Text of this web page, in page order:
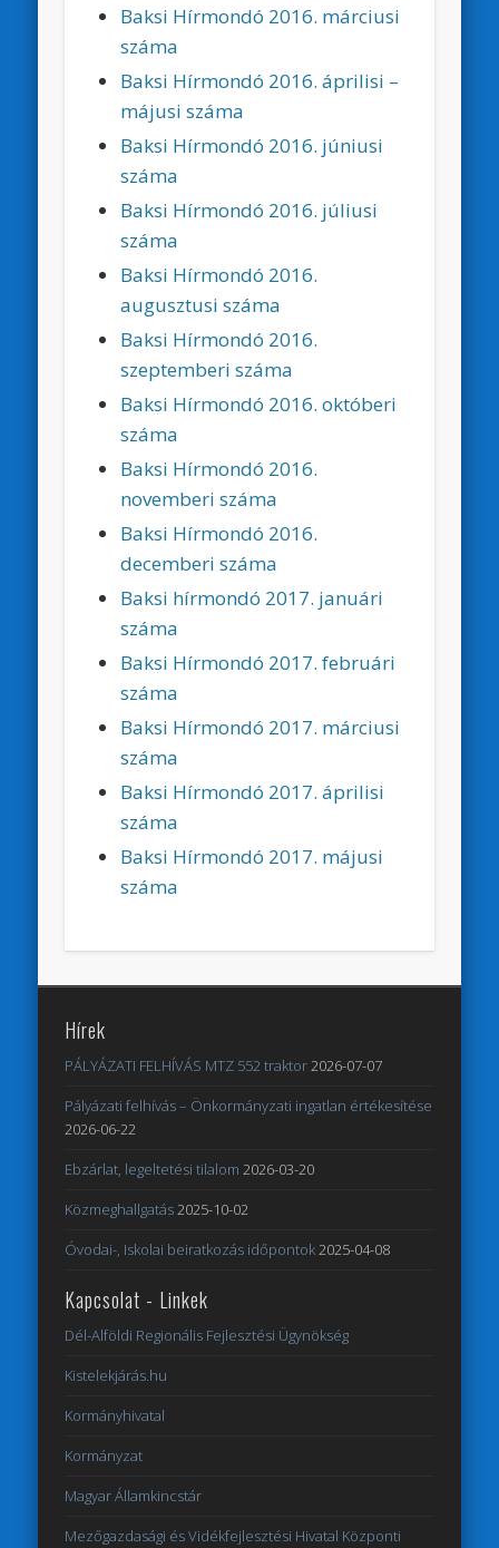
Baksi Hírmondó 2016. márciusi
száma
Baksi Hírmondó 2016. áprilisi –
májusi száma
Baksi Hírmondó 2016. júniusi
száma
Baksi Hírmondó 2016. júliusi
száma
Baksi Hírmondó 2016.
augusztusi száma
Baksi Hírmondó 2016.
szeptemberi száma
Baksi Hírmondó 2016. októberi
száma
Baksi Hírmondó 2016.
novemberi száma
Baksi Hírmondó 2016.
decemberi száma
Baksi hírmondó 2017. januári
száma
Baksi Hírmondó 2017. februári
száma
Baksi Hírmondó 2017. márciusi
száma
Baksi Hírmondó 2017. áprilisi
száma
Baksi Hírmondó 2017. májusi
száma
Hírek
PÁLYÁZATI FELHÍVÁS MTZ 552 traktor2026-07-07
Pályázati felhívás – Önkormányzati ingatlan értékesítése
2026-06-22
Ebzárlat, legeltetési tilalom 2026-03-20
Közmeghallgatás2025-10-02
Óvodai-, Iskolai beiratkozás időpontok2025-04-08
Kapcsolat - Linkek
Dél-Alföldi Regionális Fejlesztési Ügynökség
Kistelekjárás.hu
Kormányhivatal
Kormányzat
Magyar Államkincstár
Mezőgazdasági és Vidékfejlesztési Hivatal Központi